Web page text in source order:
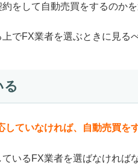
をして自動売買をするのか
でFX業者を選ぶときに見る
る
ていなければ、自動売買を
いるFX業者を選ばなければ